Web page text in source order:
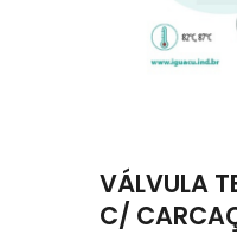
VÁLVULA
C/